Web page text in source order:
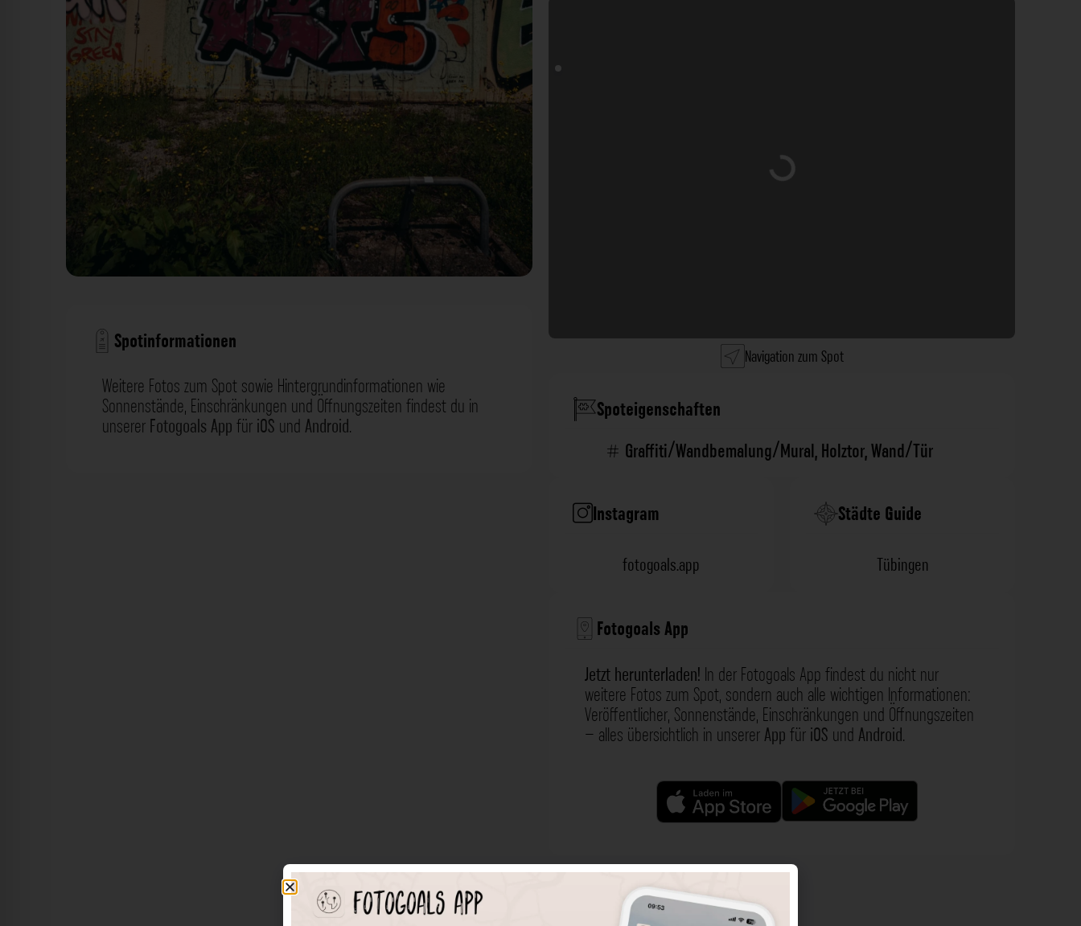
Spotinformationen
Weitere Fotos zum Spot sowie Hintergrundinformationen wie
Sonnenstände, Einschränkungen und Öffnungszeiten findest du in
unsererFotogoals AppfüriOS undAndroid.
Wird geladen …
Navigation zum Spot
Spoteigenschaften
Graffiti/Wandbemalung/Mural,Holztor,Wand/Tür
Instagram
fotogoals.app
Städte Guide
Tübingen
Fotogoals App
Jetzt herunterladen! In der Fotogoals App findest du nicht nur
weitere Fotos zum Spot, sondern auch alle wichtigen Informationen:
Veröffentlicher, Sonnenstände, Einschränkungen und Öffnungszeiten
– alles übersichtlich in unsererAppfüriOS undAndroid.